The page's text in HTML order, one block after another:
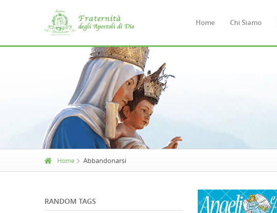
Home Chi Siamo
Home Abbandonarsi
RANDOM TAGS